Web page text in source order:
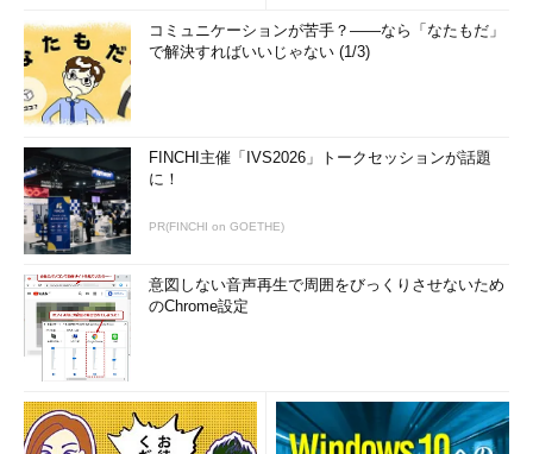
コミュニケーションが苦手？――なら「なたもだ」
で解決すればいいじゃない (1/3)
FINCHI主催「IVS2026」トークセッションが話題
に！
PR(FINCHI on GOETHE)
意図しない音声再生で周囲をびっくりさせないため
のChrome設定